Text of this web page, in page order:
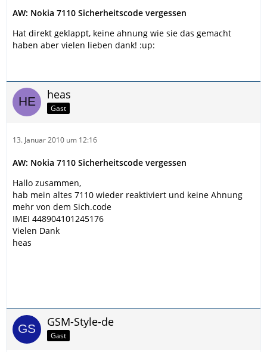
AW: Nokia 7110 Sicherheitscode vergessen
Hat direkt geklappt, keine ahnung wie sie das gemacht
haben aber vielen lieben dank! :up:
heas
Gast
13. Januar 2010 um 12:16
AW: Nokia 7110 Sicherheitscode vergessen
Hallo zusammen,
hab mein altes 7110 wieder reaktiviert und keine Ahnung
mehr von dem Sich.code
IMEI 448904101245176
Vielen Dank
heas
GSM-Style-de
Gast